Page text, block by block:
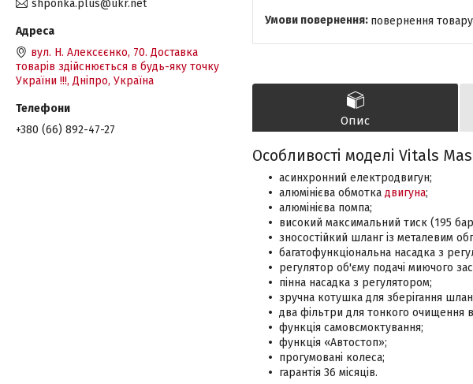
повернення
Опис
Особливості моделі Vitals
асинхронний електродвигун;
алюмінієва обмотка двигуна;
алюмінієва помпа;
високий максимальний тиск (195
зносостійкий шланг із металевим
багатофункціональна насадка з
регулятор об'єму подачі миючого
пінна насадка з регулятором;
зручна котушка для зберігання
два фільтри для тонкого очищення
функція самовсмоктування;
функція «Автостоп»;
прогумовані колеса;
гарантія 36 місяців.
shponka.plus@ukr.net
вул. Н. Алексєєнко, 70. Доставка
товарів здійснюється в будь-яку точку
України !!!, Дніпро, Україна
+380 (66) 892-47-27